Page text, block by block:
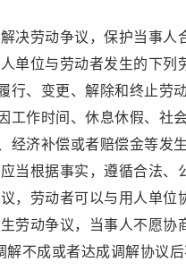
争议，保护当事人合
位与劳动者发生的下
、变更、解除和终止劳
时间、休息休假、社会
济补偿或者赔偿金等
根据事实，遵循合法、
劳动者可以与用人单位
动争议，当事人不愿协
不成或者达成调解协议